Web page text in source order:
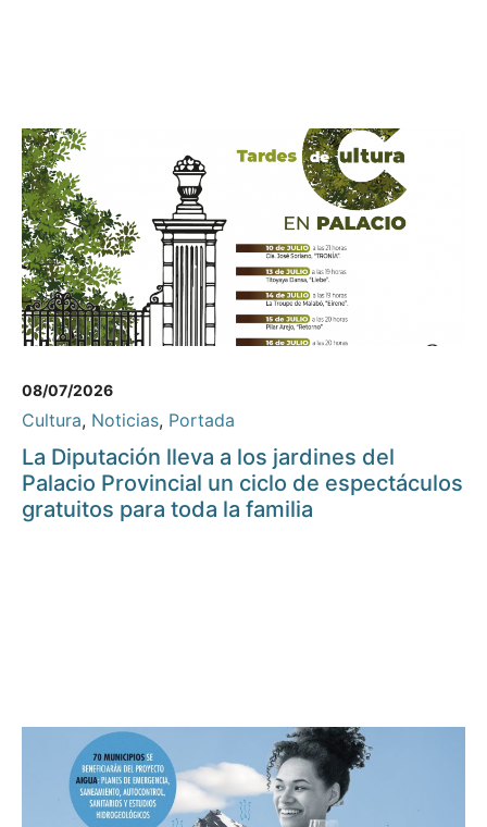
08/07/2026
Cultura, Noticias, Portada
La Diputación lleva a los jardines del
Palacio Provincial un ciclo de espectáculos
gratuitos para toda la familia